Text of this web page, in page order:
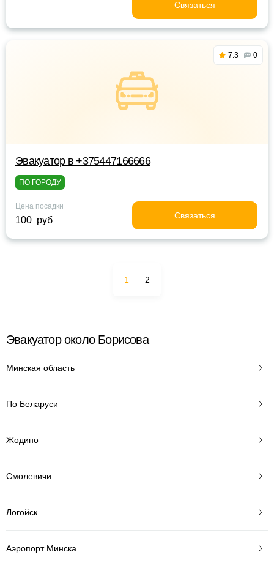
Связаться
7.3 0
Эвакуатор в +375447166666
ПО ГОРОДУ
Цена посадки
100 руб Связаться
1 2
Эвакуатор около Борисова
Минская область
По Беларуси
Жодино
Смолевичи
Логойск
Аэропорт Минска